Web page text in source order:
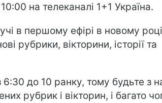
на телеканалі 1+1 Україна.
в першому ефірі в новому
рубрики, вікторини, історії та
до 10 ранку, тому будьте з
рубрик і вікторин, і багато